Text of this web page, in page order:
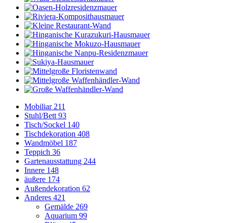
Mobiliar 211
Stuhl/Bett 93
Tisch/Sockel 140
Tischdekoration 408
Wandmöbel 187
Teppich 36
Gartenausstattung 244
Innere 148
äußere 174
Außendekoration 62
Anderes 421
Gemälde 269
Aquarium 99